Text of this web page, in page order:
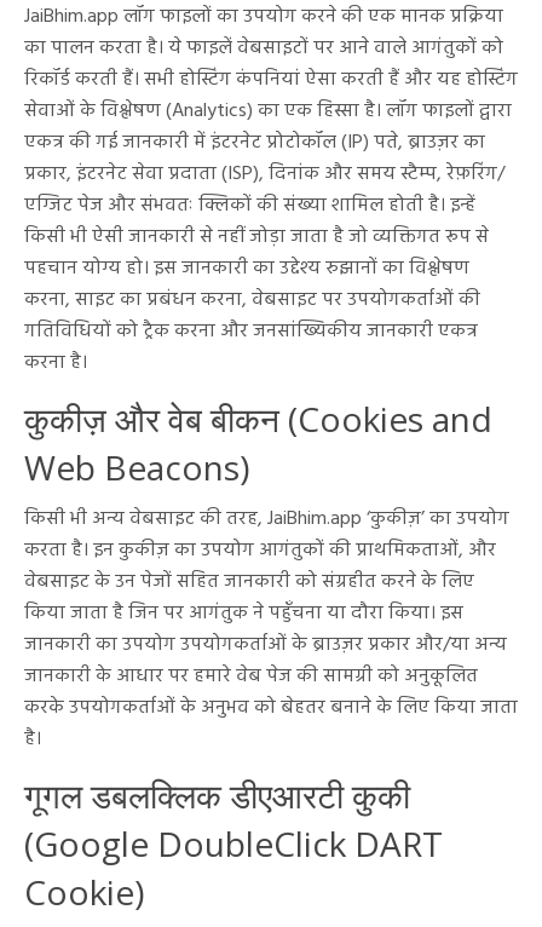
JaiBhim.app लॉग फाइलों का उपयोग करने की एक मानक प्रक्रिया
का पालन करता है। ये फाइलें वेबसाइटों पर आने वाले आगंतुकों को
रिकॉर्ड करती हैं। सभी होस्टिंग कंपनियां ऐसा करती हैं और यह होस्टिंग
सेवाओं के विश्लेषण (Analytics) का एक हिस्सा है। लॉग फाइलों द्वारा
एकत्र की गई जानकारी में इंटरनेट प्रोटोकॉल (IP) पते, ब्राउज़र का
प्रकार, इंटरनेट सेवा प्रदाता (ISP), दिनांक और समय स्टैम्प, रेफ़रिंग/
एग्जिट पेज और संभवतः क्लिकों की संख्या शामिल होती है। इन्हें
किसी भी ऐसी जानकारी से नहीं जोड़ा जाता है जो व्यक्तिगत रूप से
पहचान योग्य हो। इस जानकारी का उद्देश्य रुझानों का विश्लेषण
करना, साइट का प्रबंधन करना, वेबसाइट पर उपयोगकर्ताओं की
गतिविधियों को ट्रैक करना और जनसांख्यिकीय जानकारी एकत्र
करना है।
कुकीज़ और वेब बीकन (Cookies and
Web Beacons)
किसी भी अन्य वेबसाइट की तरह, JaiBhim.app ‘कुकीज़’ का उपयोग
करता है। इन कुकीज़ का उपयोग आगंतुकों की प्राथमिकताओं, और
वेबसाइट के उन पेजों सहित जानकारी को संग्रहीत करने के लिए
किया जाता है जिन पर आगंतुक ने पहुँचना या दौरा किया। इस
जानकारी का उपयोग उपयोगकर्ताओं के ब्राउज़र प्रकार और/या अन्य
जानकारी के आधार पर हमारे वेब पेज की सामग्री को अनुकूलित
करके उपयोगकर्ताओं के अनुभव को बेहतर बनाने के लिए किया जाता
है।
गूगल डबलक्लिक डीएआरटी कुकी
(Google DoubleClick DART
Cookie)